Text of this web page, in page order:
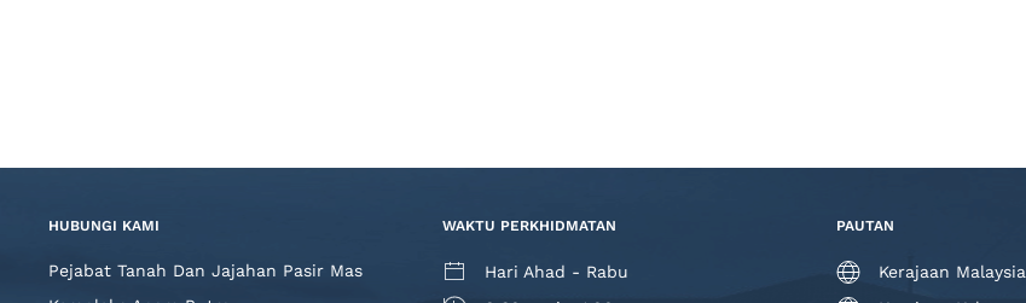
HUBUNGI KAMI
Pejabat Tanah Dan Jajahan Pasir Mas
WAKTU PERKHIDMATAN
Hari Ahad - Rabu
PAUTAN
Kerajaan Malaysia